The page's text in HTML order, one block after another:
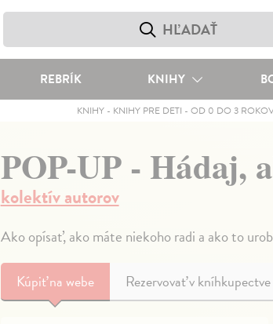
REBRÍK KNIHY
KNIHY- KNIHY PRE DETI - OD 0 DO 3
POP-UP - Hádaj,
kolektív autorov
Ako opísať, ako máte niekoho radi a ako to
Kúpiťna webe Rezervovať v kníhkupectve